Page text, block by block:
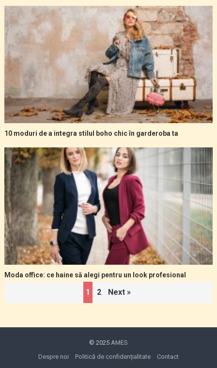
10 moduri de a integra stilul boho chic în garderoba ta
Moda office: ce haine să alegi pentru un look profesional
1 2 Next »
© 2025 AMES
Despre noi
Politică de confidențialitate Contact